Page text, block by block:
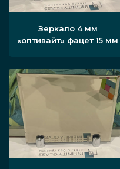
Зеркало 4 мм
«оптивайт» фацет 15 мм